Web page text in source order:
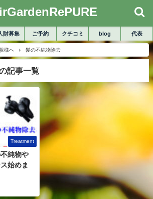
財募集 ご予約 クチコミ blog 代表
様へ 髪の不純物除去
記事一覧
Treatment
不純物や
始めま